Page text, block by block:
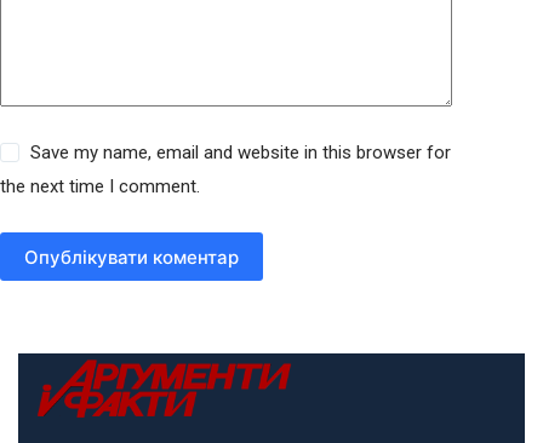
Save my name, email and website in this browser for
the next time I comment.
Опублікувати коментар